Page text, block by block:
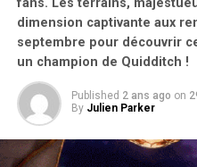
fans. Les terrains,
dimension captivante aux
septembre pour découvrir
un champion de Quidditch !
Published 2 ans ago on
By Julien Parker